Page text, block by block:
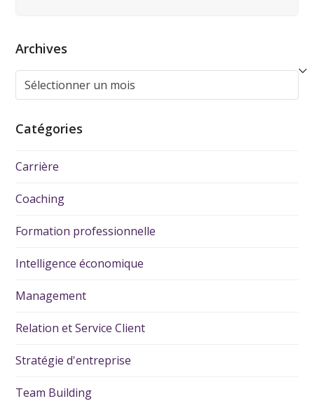
Archives
Catégories
Carrière
Coaching
Formation professionnelle
Intelligence économique
Management
Relation et Service Client
Stratégie d'entreprise
Team Building